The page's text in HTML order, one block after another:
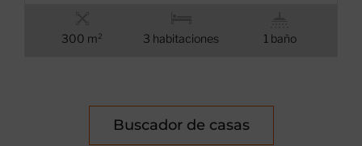
300 m² 3 habitaciones 1 baño
Buscador de casas